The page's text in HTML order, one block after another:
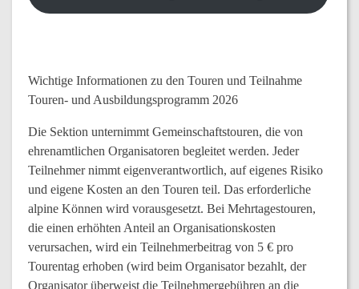
Wichtige Informationen zu den Touren und Teilnahme
Touren- und Ausbildungsprogramm 2026
Die Sektion unternimmt Gemeinschaftstouren, die von
ehrenamtlichen Organisatoren begleitet werden. Jeder
Teilnehmer nimmt eigenverantwortlich, auf eigenes Risiko
und eigene Kosten an den Touren teil. Das erforderliche
alpine Können wird vorausgesetzt. Bei Mehrtagestouren,
die einen erhöhten Anteil an Organisationskosten
verursachen, wird ein Teilnehmerbeitrag von 5 € pro
Tourentag erhoben (wird beim Organisator bezahlt, der
Organisator überweist die Teilnehmergebühren an die